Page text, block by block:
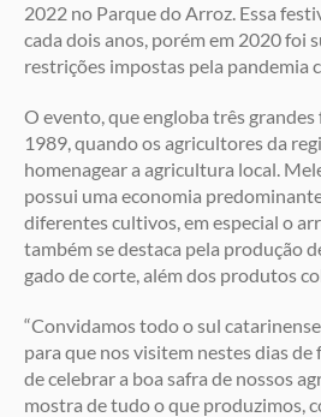
2022 no Parque do Arroz. Essa
cada dois anos, porém em 2020 foi
restrições impostas pela pandemia
O evento, que engloba três grandes
1989, quando os agricultores da
homenagear a agricultura local.
possui uma economia
diferentes cultivos, em especial o
também se destaca pela produção
gado de corte, além dos produtos
“Convidamos todo o sul
para que nos visitem nestes dias
de celebrar a boa safra de nossos
mostra de tudo o que produzimos,